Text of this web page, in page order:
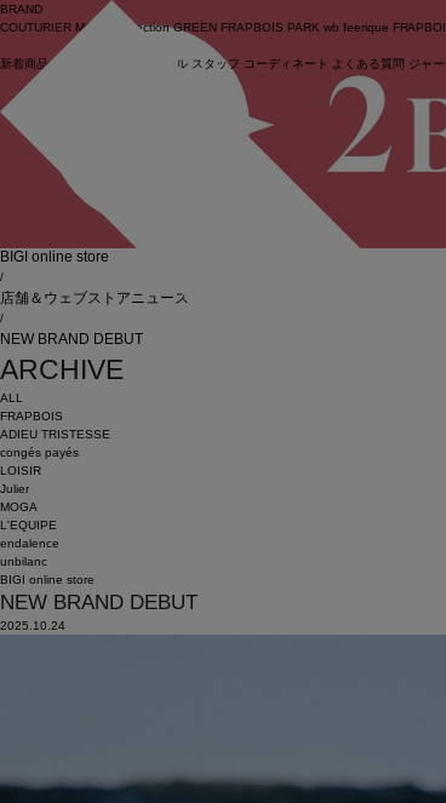
ログイン
BRAND
COUTURIER MOGA Collection GREEN FRAPBOIS PARK wb feerique
新着商品 (ライブ) セール スタッフ コーディネート よくある質問 ジャ
BIGI online store
/
店舗＆ウェブストアニュース
/
NEW BRAND DEBUT
ARCHIVE
ALL
FRAPBOIS
ADIEU TRISTESSE
congés payés
LOISIR
Julier
MOGA
L'EQUIPE
endalence
unbilanc
BIGI online store
NEW BRAND DEBUT
2025.10.24